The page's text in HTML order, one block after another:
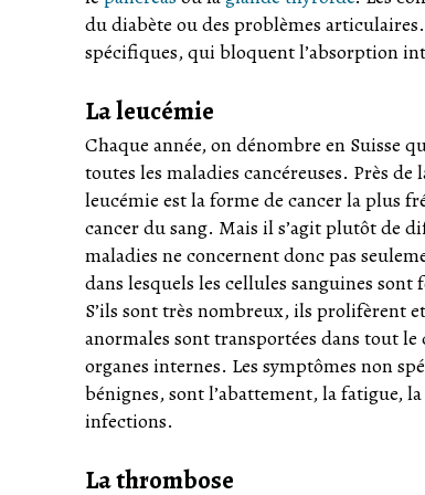
du diabète ou des problèmes
spécifiques, qui bloquent l’absorption
La leucémie
Chaque année, on dénombre en Suisse
toutes les maladies cancéreuses. Près
leucémie est la forme de cancer la plus
cancer du sang. Mais il s’agit plutôt de
maladies ne concernent donc pas
dans lesquels les cellules sanguines
S’ils sont très nombreux, ils prolifèrent
anormales sont transportées dans tout le
organes internes. Les symptômes non
bénignes, sont l’abattement, la fatigue,
infections.
La thrombose